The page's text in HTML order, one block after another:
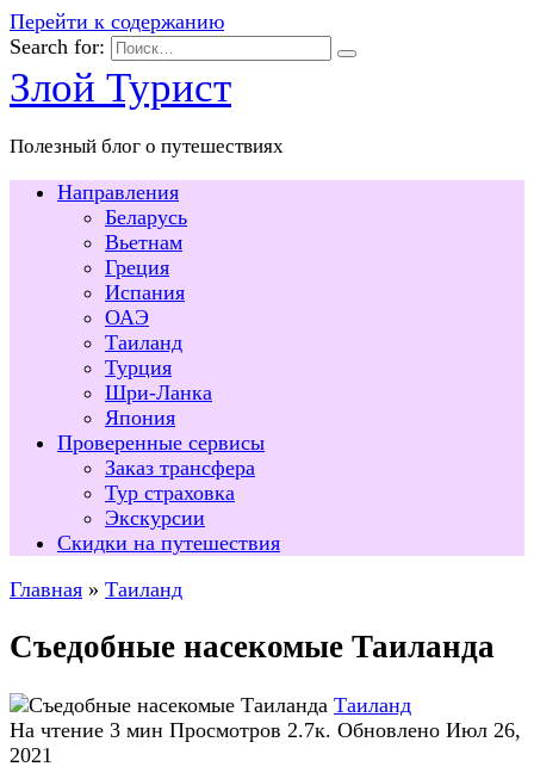
Перейти к содержанию
Search for:
Злой Турист
Полезный блог о путешествиях
Направления
Беларусь
Вьетнам
Греция
Испания
ОАЭ
Таиланд
Турция
Шри-Ланка
Япония
Проверенные сервисы
Заказ трансфера
Тур страховка
Экскурсии
Скидки на путешествия
Главная » Таиланд
Съедобные насекомые Таиланда
Таиланд
На чтение 3 мин Просмотров 2.7к. Обновлено Июл 26,
2021